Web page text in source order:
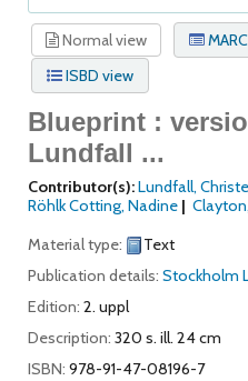
Normal view
ISBD view
Blueprint :
Lundfall ...
Contributor(s):Lundfall,
Röhlk Cotting, Nadine
Material type:
Text
Publication details: Stockholm
Edition: 2. uppl
Description: 320 s. ill. 24 cm
ISBN: 978-91-47-08196-7